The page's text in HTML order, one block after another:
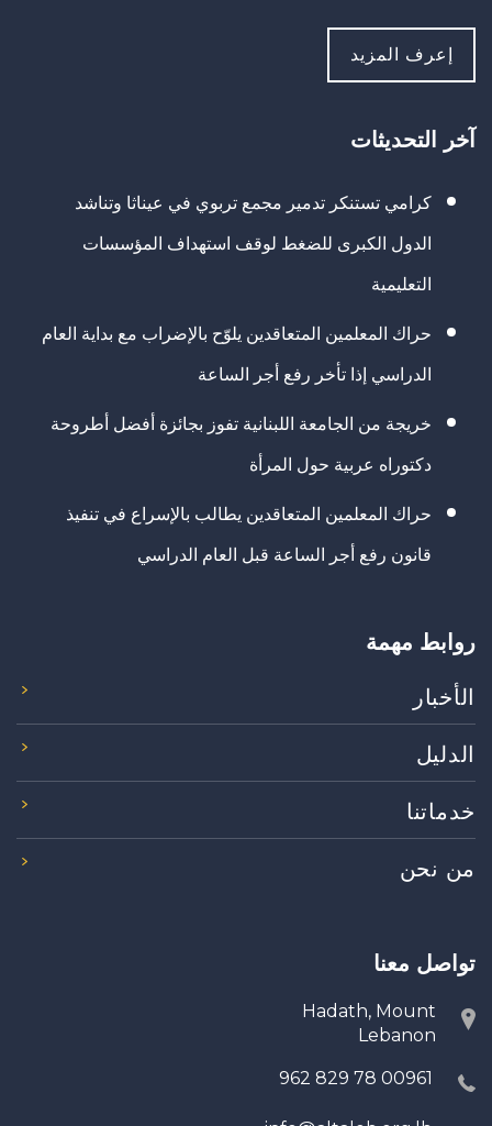
إعرف المزيد
آخر التحديثات
كرامي تستنكر تدمير مجمع تربوي في عيناثا وتناشد
الدول الكبرى للضغط لوقف استهداف المؤسسات
التعليمية
حراك المعلمين المتعاقدين يلوّح بالإضراب مع بداية العام
الدراسي إذا تأخر رفع أجر الساعة
خريجة من الجامعة اللبنانية تفوز بجائزة أفضل أطروحة
دكتوراه عربية حول المرأة
حراك المعلمين المتعاقدين يطالب بالإسراع في تنفيذ
قانون رفع أجر الساعة قبل العام الدراسي
روابط مهمة
الأخبار
الدليل
خدماتنا
من نحن
تواصل معنا
Hadath, Mount
Lebanon
00961 78 829 962